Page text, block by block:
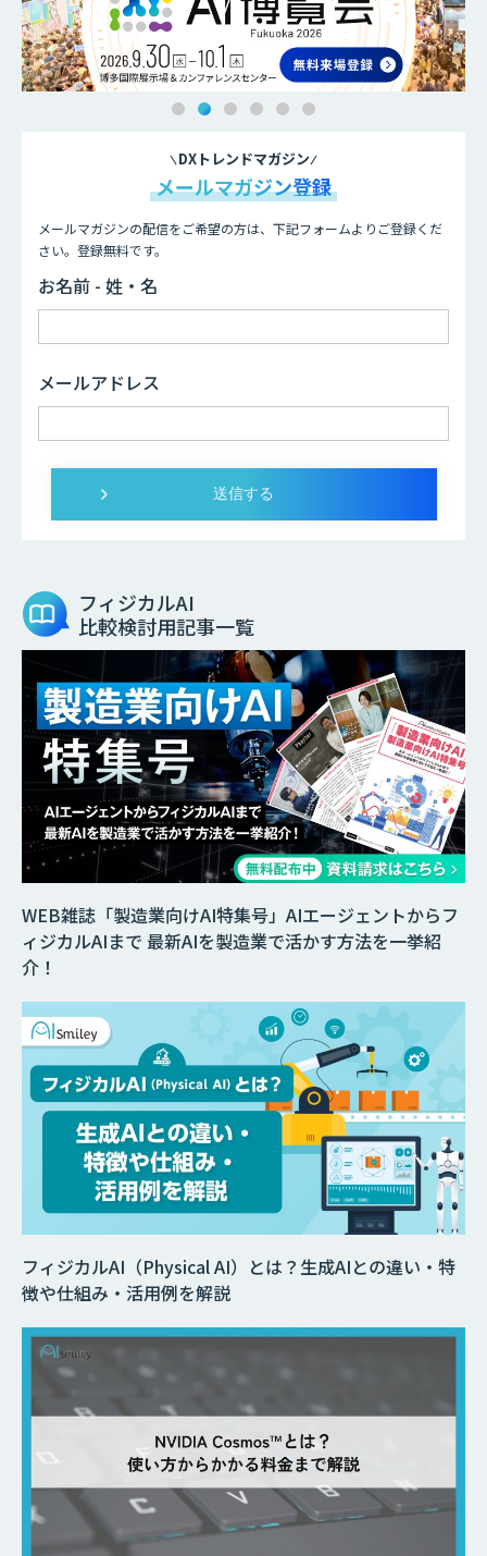
DXトレンドマガジン
メールマガジン登録
メールマガジンの配信をご希望の方は、下記フォームよりご登録くだ
さい。登録無料です。
お名前 - 姓・名
メールアドレス
フィジカルAI
比較検討用記事一覧
WEB雑誌「製造業向けAI特集号」AIエージェントからフ
ィジカルAIまで 最新AIを製造業で活かす方法を一挙紹
介！
フィジカルAI（Physical AI）とは？生成AIとの違い・特
徴や仕組み・活用例を解説